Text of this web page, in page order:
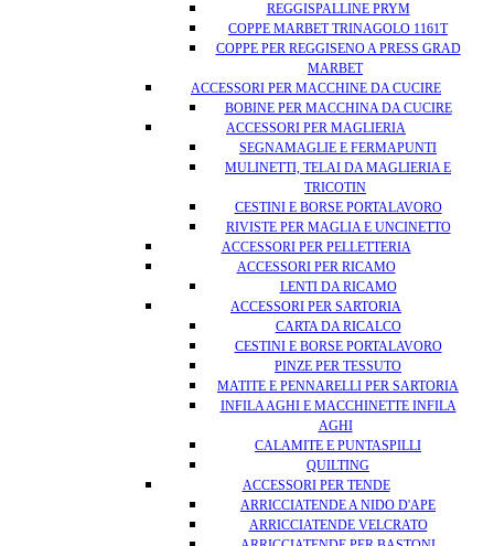
REGGISPALLINE PRYM
COPPE MARBET TRINAGOLO 1161T
COPPE PER REGGISENO A PRESS GRAD
MARBET
ACCESSORI PER MACCHINE DA CUCIRE
BOBINE PER MACCHINA DA CUCIRE
ACCESSORI PER MAGLIERIA
SEGNAMAGLIE E FERMAPUNTI
MULINETTI, TELAI DA MAGLIERIA E
TRICOTIN
CESTINI E BORSE PORTALAVORO
RIVISTE PER MAGLIA E UNCINETTO
ACCESSORI PER PELLETTERIA
ACCESSORI PER RICAMO
LENTI DA RICAMO
ACCESSORI PER SARTORIA
CARTA DA RICALCO
CESTINI E BORSE PORTALAVORO
PINZE PER TESSUTO
MATITE E PENNARELLI PER SARTORIA
INFILA AGHI E MACCHINETTE INFILA
AGHI
CALAMITE E PUNTASPILLI
QUILTING
ACCESSORI PER TENDE
ARRICCIATENDE A NIDO D'APE
ARRICCIATENDE VELCRATO